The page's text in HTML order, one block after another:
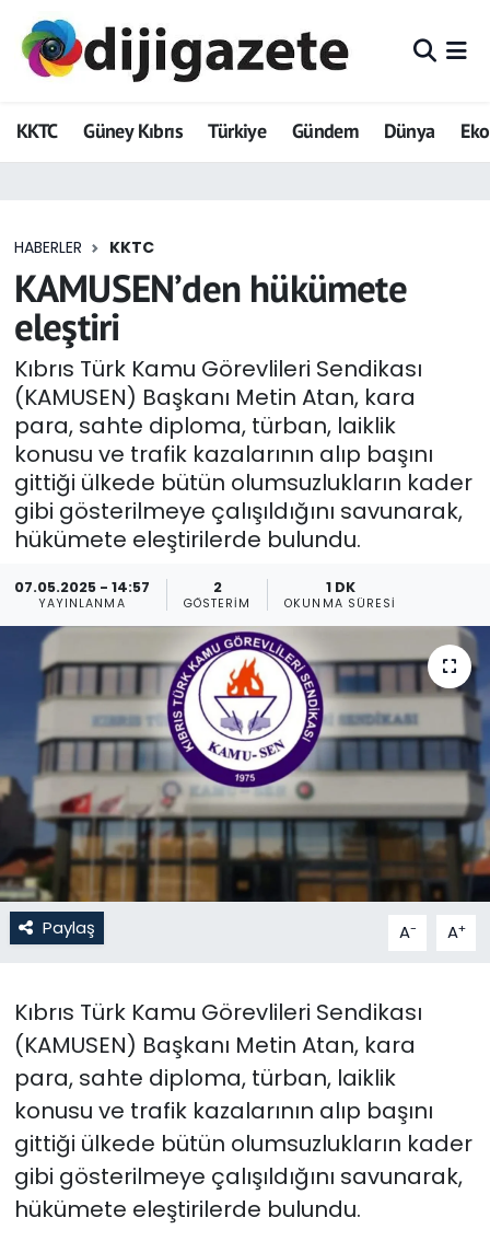
KKTC Güney Kıbrıs Türkiye Gündem Dünya
HABERLER KKTC
KAMUSEN’den hükümete
eleştiri
Kıbrıs Türk Kamu Görevlileri Sendikası
(KAMUSEN) Başkanı Metin Atan, kara
para, sahte diploma, türban, laiklik
konusu ve trafik kazalarının alıp başını
gittiği ülkede bütün olumsuzlukların kader
gibi gösterilmeye çalışıldığını savunarak,
hükümete eleştirilerde bulundu.
07.05.2025 - 14:57
YAYINLANMA
2
GÖSTERIM
1 DK
OKUNMA SÜRESI
Paylaş A- A+
Kıbrıs Türk Kamu Görevlileri Sendikası
(KAMUSEN) Başkanı Metin Atan, kara
para, sahte diploma, türban, laiklik
konusu ve trafik kazalarının alıp başını
gittiği ülkede bütün olumsuzlukların kader
gibi gösterilmeye çalışıldığını savunarak,
hükümete eleştirilerde bulundu.
ADVERTORIAL
Dijigazete
Eğitim
Ekonomi
Foto Galeri
GEZİ
Güncel
Gündem
KKTC
KKTC YEREL SEÇİM 2018
Kültür Sanat
Magazin
Moda
Nöbetçi Eczaneler
Otomobil Dünyası
SAĞLIK
Spor
Teknoloji
TÜRKiYE
Hava Durumu
Trafik Durumu
Tüm Manşetler
Son Dakika Haberleri
Haber Arşivi